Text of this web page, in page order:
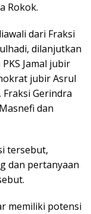
Rokok.
dari Fraksi
dilanjutkan
Jamal jubir
jubir Asrul
Fraksi Gerindra
dan
tersebut,
dan pertanyaan
memiliki potensi